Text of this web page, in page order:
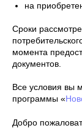
на
Сроки
момента
документов.
Все условия вы
программы «
Добро